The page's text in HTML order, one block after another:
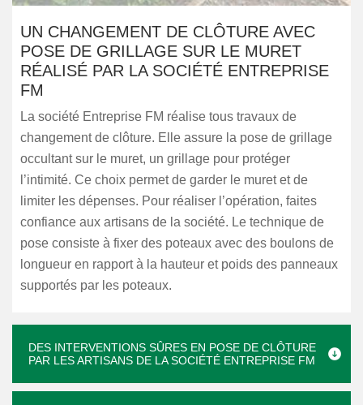
UN CHANGEMENT DE CLÔTURE AVEC
POSE DE GRILLAGE SUR LE MURET
RÉALISÉ PAR LA SOCIÉTÉ ENTREPRISE
FM
La société Entreprise FM réalise tous travaux de
changement de clôture. Elle assure la pose de grillage
occultant sur le muret, un grillage pour protéger
l’intimité. Ce choix permet de garder le muret et de
limiter les dépenses. Pour réaliser l’opération, faites
confiance aux artisans de la société. Le technique de
pose consiste à fixer des poteaux avec des boulons de
longueur en rapport à la hauteur et poids des panneaux
supportés par les poteaux.
DES INTERVENTIONS SÛRES EN POSE DE CLÔTURE
PAR LES ARTISANS DE LA SOCIÉTÉ ENTREPRISE FM